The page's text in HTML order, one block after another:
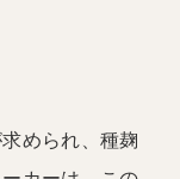
められ、種麹